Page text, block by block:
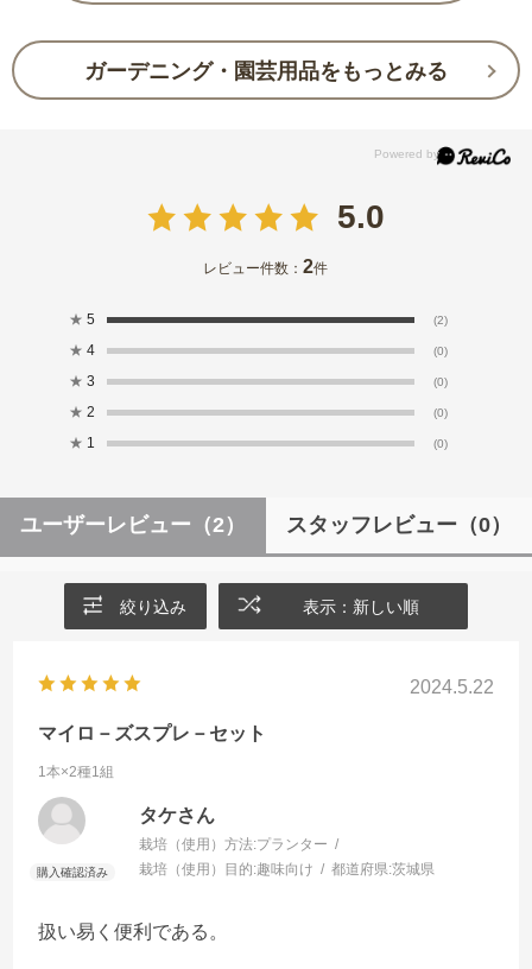
ガーデニング・園芸用品をもっとみる
5.0
レビュー件数：2件
★ 5 (2)
★ 4 (0)
★ 3 (0)
★ 2 (0)
★ 1 (0)
ユーザーレビュー （2） スタッフレビュー （0）
絞り込み 表示：新しい順
2024.5.22
マイロ－ズスプレ－セット
1本×2種1組
タケさん
栽培（使用）方法:プランター
栽培（使用）目的:趣味向け 都道府県:茨城県
扱い易く便利である。